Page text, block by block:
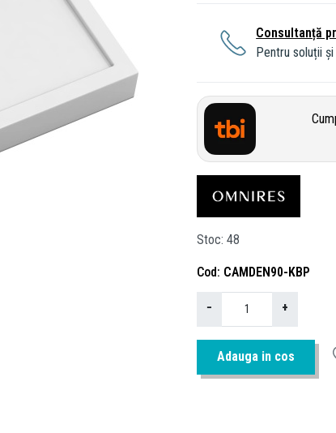
Consultanță
Pentru soluții
Stoc 48
Cod CAMDEN90-KBP
− +
Adauga in cos